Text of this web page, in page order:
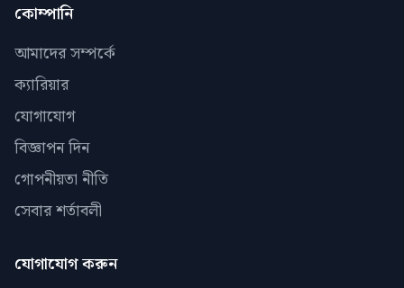
কোম্পানি
আমাদের সম্পর্কে
ক্যারিয়ার
যোগাযোগ
বিজ্ঞাপন দিন
গোপনীয়তা নীতি
সেবার শর্তাবলী
যোগাযোগ করুন